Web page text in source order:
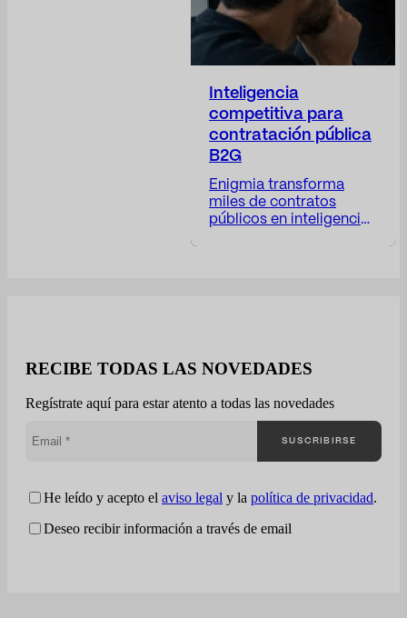
Inteligencia
competitiva para
contratación pública
B2G
Enigmia transforma
miles de contratos
públicos en inteligencia
realmente cómo están
de compañías trabajan
desde una visión
fragmentada: Enigmia
contratación pública en
RECIBE TODAS LAS NOVEDADES
Regístrate aquí para estar atento a todas las novedades
He leído y acepto el aviso legal y la política de privacidad.
Deseo recibir información a través de email
SUSCRIBIRSE